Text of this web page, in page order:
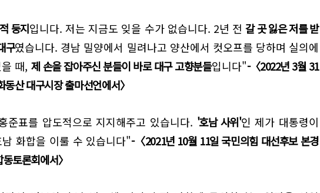
둥지입니다. 저는 지금도 잊을 수가 없습니다. 2년 전갈 곳 잃은 저를 받
구였습니다. 경남 밀양에서 밀려나고 양산에서 컷오프를 당하며 실의에
때, 제 손을 잡아주신 분들이 바로 대구 고향분들입니다"-〈2022년 3월 31
산 대구시장 출마선언에서〉
준표를 압도적으로 지지해주고 있습니다. '호남 사위'인 제가 대통령이
화합을 이룰 수 있습니다"-〈2021년 10월 11일 국민의힘 대선후보 본경
토론회에서〉